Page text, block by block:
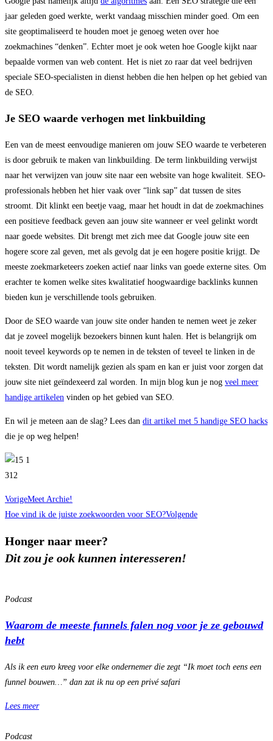
jaar geleden goed werkte, werkt vandaag misschien minder goed. Om een
site geoptimaliseerd te houden moet je genoeg weten over hoe
zoekmachines “denken”. Echter moet je ook weten hoe Google kijkt naar
bepaalde vormen van web content. Het is niet zo raar dat veel bedrijven
speciale SEO-specialisten in dienst hebben die hen helpen op het gebied van
de SEO.
Je SEO waarde verhogen met linkbuilding
Een van de meest eenvoudige manieren om jouw SEO waarde te verbeteren
is door gebruik te maken van linkbuilding. De term linkbuilding verwijst
naar het verwijzen van jouw site naar een website van hoge kwaliteit. SEO-
professionals hebben het hier vaak over “link sap” dat tussen de sites
stroomt. Dit klinkt een beetje vaag, maar het houdt in dat de zoekmachines
een positieve feedback geven aan jouw site wanneer er veel gelinkt wordt
naar goede websites. Dit brengt met zich mee dat Google jouw site een
hogere score zal geven, met als gevolg dat je een hogere positie krijgt. De
meeste zoekmarketeers zoeken actief naar links van goede externe sites. Om
erachter te komen welke sites kwalitatief hoogwaardige backlinks kunnen
bieden kun je verschillende tools gebruiken.
Door de SEO waarde van jouw site onder handen te nemen weet je zeker
dat je zoveel mogelijk bezoekers binnen kunt halen. Het is belangrijk om
nooit teveel keywords op te nemen in de teksten of teveel te linken in de
teksten. Dit wordt namelijk gezien als spam en kan er juist voor zorgen dat
jouw site niet geïndexeerd zal worden. In mijn blog kun je nog veel meer
handige artikelen vinden op het gebied van SEO.
En wil je meteen aan de slag? Lees dan dit artikel met 5 handige SEO hacks
die je op weg helpen!
312
VorigeMeet Archie!
Hoe vind ik de juiste zoekwoorden voor SEO?Volgende
Honger naar meer?
Dit zou je ook kunnen interesseren!
Podcast
Waarom de meeste funnels falen nog voor je ze gebouwd
hebt
Als ik een euro kreeg voor elke ondernemer die zegt “Ik moet toch eens een
funnel bouwen…” dan zat ik nu op een privé safari
Lees meer
Podcast